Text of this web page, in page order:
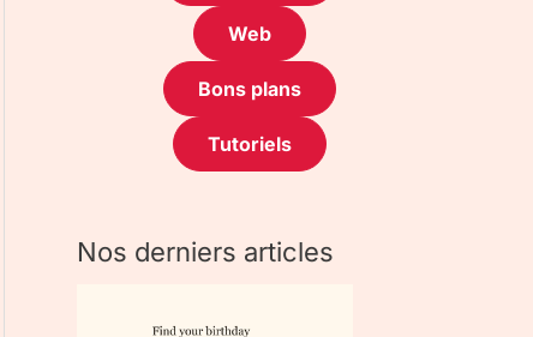
Web
Bons plans
Tutoriels
Nos derniers articles